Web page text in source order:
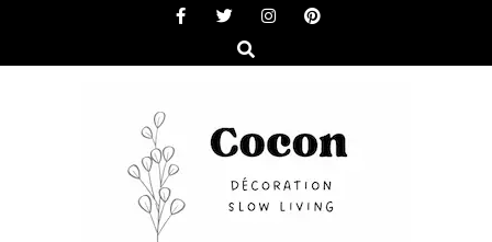
content
Search